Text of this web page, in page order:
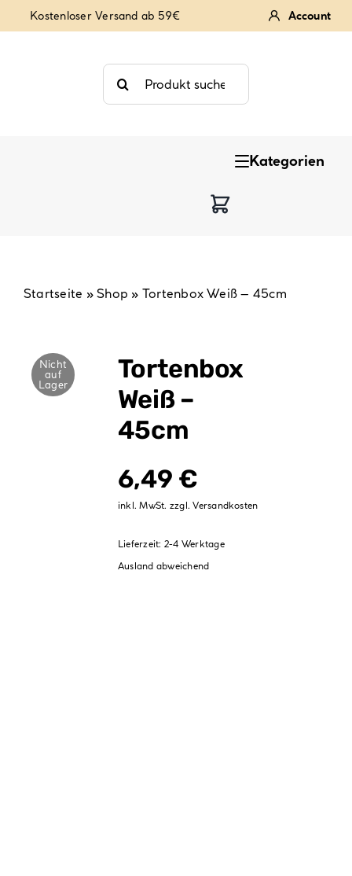
Inhalt
Kostenloser Versand ab 59€ Account
Suche
nach:
Kategorien
Verpackungen
Partydekoration
Startseite »Shop » Tortenbox Weiß – 45cm
Nicht
auf
Lager
Tortenbox
Weiß –
45cm
6,49 €
inkl. MwSt. zzgl.Versandkosten
Lieferzeit: 2-4 Werktage
Ausland abweichend